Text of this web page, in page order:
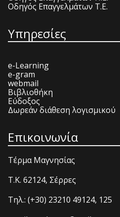
Οδηγός Επαγγελμάτων Τ.Ε.
Υπηρεσίες
e-Learning
e-gram
webmail
Βιβλιοθήκη
Εύδοξος
Δωρεάν διάθεση λογισμικού
Επικοινωνία
Τέρμα Μαγνησίας
T.K. 62124, Σέρρες
Τηλ.: (+30) 23210 49124, 125